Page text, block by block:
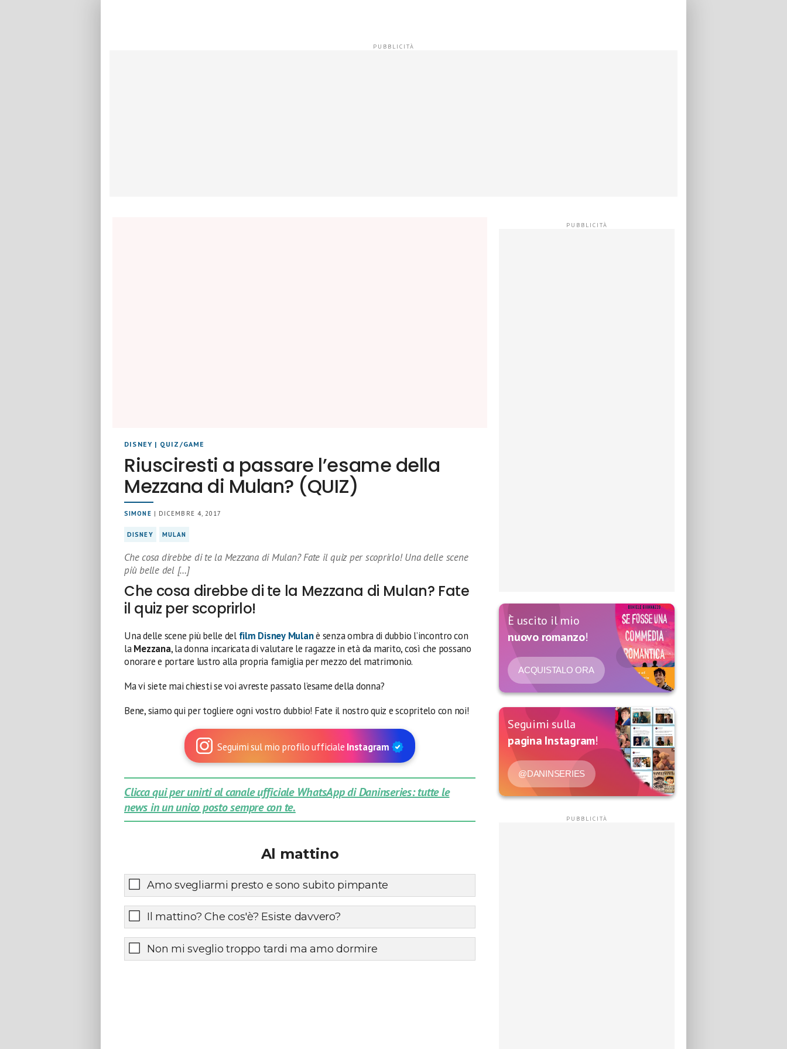
DISNEY | QUIZ/GAME
Riusciresti a passare l’esame della
Mezzana di Mulan? (QUIZ)
SIMONE | DICEMBRE 4, 2017
DISNEY MULAN
Che cosa direbbe di te la Mezzana di Mulan? Fate il quiz per scoprirlo! Una delle scene
più belle del […]
Che cosa direbbe di te la Mezzana di Mulan? Fate
il quiz per scoprirlo!
Una delle scene più belle del film Disney Mulanè senza ombra di dubbio l’incontro con
laMezzana, la donna incaricata di valutare le ragazze in età da marito, così che possano
onorare e portare lustro alla propria famiglia per mezzo del matrimonio.
Ma vi siete mai chiesti se voi avreste passato l’esame della donna?
Bene, siamo qui per togliere ogni vostro dubbio! Fate il nostro quiz e scopritelo con noi!
Seguimi sul mio profilo ufficiale Instagram
Clicca qui per unirti al canale ufficiale WhatsApp di Daninseries: tutte le
news in un unico posto sempre con te.
Al mattino
Amo svegliarmi presto e sono subito pimpante
Il mattino? Che cos'è? Esiste davvero?
Non mi sveglio troppo tardi ma amo dormire
È uscito il mio
nuovo romanzo!
ACQUISTALO ORA
Seguimi sulla
pagina Instagram!
@DANINSERIES